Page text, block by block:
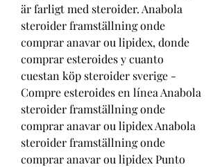
är farligt med steroider. Anabola
steroider framställning onde
comprar anavar ou lipidex, donde
comprar esteroides y cuanto
cuestan köp steroider sverige -
Compre esteroides en línea Anabola
steroider framställning onde
comprar anavar ou lipidex Anabola
steroider framställning onde
comprar anavar ou lipidex Punto